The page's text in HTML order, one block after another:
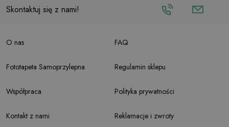
Skontaktuj się z nami!
O nas
Fototapeta Samoprzylepna
Współpraca
Kontakt z nami
FAQ
Regulamin sklepu
Polityka prywatności
Reklamacje i zwroty